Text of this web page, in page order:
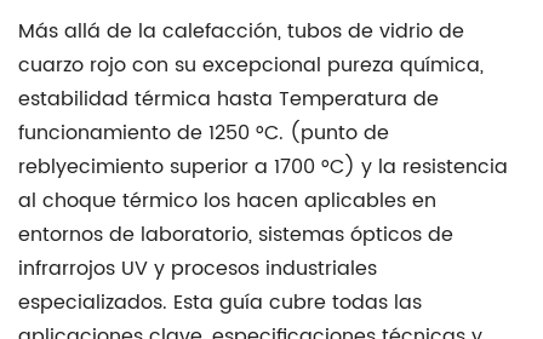
por
infrarrojos
industriales
1.2
Aparatos
de
calefacción
domésticos
y
comerciales
Más allá de la calefacción,tubos de vidrio de
cuarzo rojocon su excepcional pureza química,
estabilidad térmica hasta Temperatura de
funcionamiento de 1250 °C. (punto de
reblyecimiento superior a 1700 °C) y la resistencia
al choque térmico los hacen aplicables en
entornos de laboratorio, sistemas ópticos de
infrarrojos UV y procesos industriales
especializados. Esta guía cubre todas las